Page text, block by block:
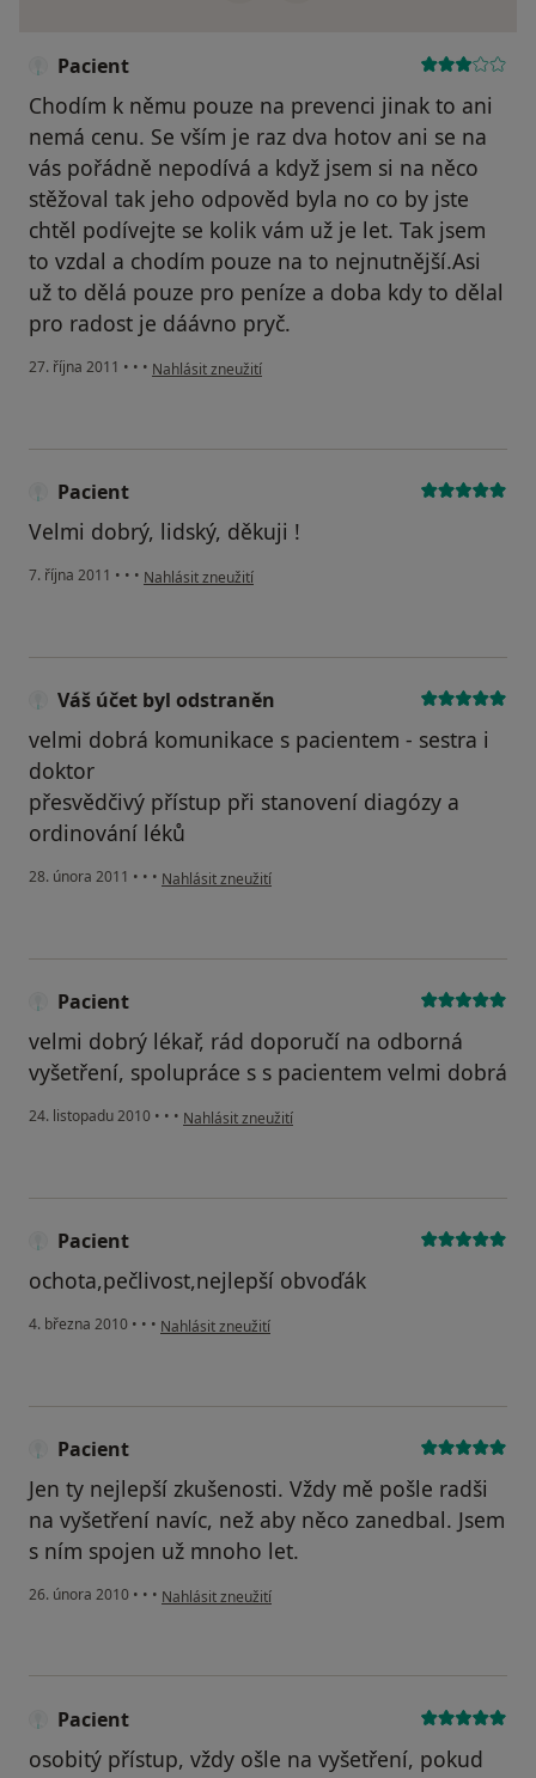
Pacient
Chodím k němu pouze na prevenci jinak to ani
nemá cenu. Se vším je raz dva hotov ani se na
vás pořádně nepodívá a když jsem si na něco
stěžoval tak jeho odpověd byla no co by jste
chtěl podívejte se kolik vám už je let. Tak jsem
to vzdal a chodím pouze na to nejnutnější.Asi
už to dělá pouze pro peníze a doba kdy to dělal
pro radost je dáávno pryč.
27. října 2011 • • • podle názoru uživatele Pacient
Nahlásit zneužití
Pacient
Velmi dobrý, lidský, děkuji !
7. října 2011 • • • podle názoru uživatele Pacient
Nahlásit zneužití
Váš účet byl odstraněn
velmi dobrá komunikace s pacientem - sestra i
doktor
přesvědčivý přístup při stanovení diagózy a
ordinování léků
28. února 2011 • • • podle názoru uživatele Váš účet byl odstraněn
Nahlásit zneužití
Pacient
velmi dobrý lékař, rád doporučí na odborná
vyšetření, spolupráce s s pacientem velmi dobrá
24. listopadu 2010 • • • podle názoru uživatele Pacient
Nahlásit zneužití
Pacient
ochota,pečlivost,nejlepší obvoďák
4. března 2010 • • • podle názoru uživatele Pacient
Nahlásit zneužití
Pacient
Jen ty nejlepší zkušenosti. Vždy mě pošle radši
na vyšetření navíc, než aby něco zanedbal. Jsem
s ním spojen už mnoho let.
26. února 2010 • • • podle názoru uživatele Pacient
Nahlásit zneužití
Pacient
osobitý přístup, vždy ošle na vyšetření, pokud